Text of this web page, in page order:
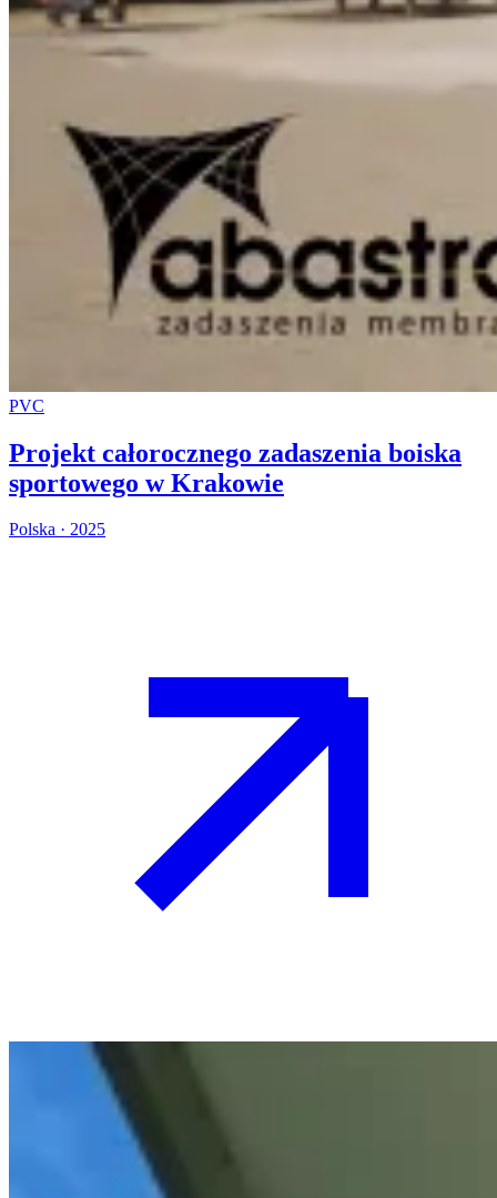
PVC
Projekt całorocznego zadaszenia boiska
sportowego w Krakowie
Polska · 2025